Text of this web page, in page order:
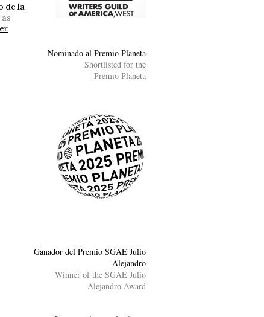
de la
Nominado al Premio Planeta
Shortlisted for the
Premio Planeta
Ganador del Premio SGAE Julio
Alejandro
Winner of the SGAE Julio
Alejandro Award